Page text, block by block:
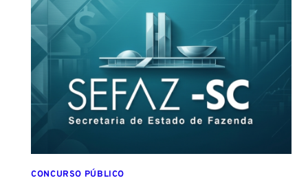
(GCM
SALVADOR):
CONFIRMADO
PARA
SETEMBRO!
CONCURSO PÚBLICO